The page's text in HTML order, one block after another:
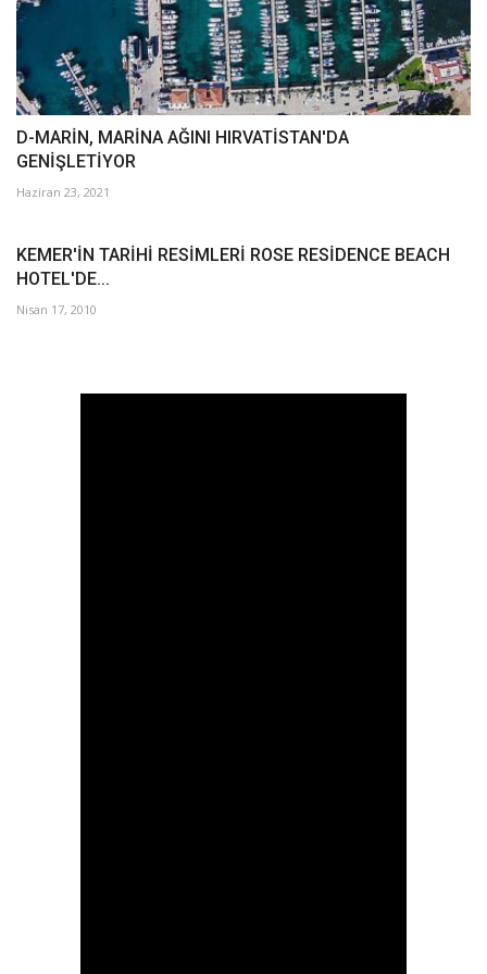
D-MARİN, MARİNA AĞINI HIRVATİSTAN'DA
GENİŞLETİYOR
Haziran 23, 2021
KEMER'İN TARİHİ RESİMLERİ ROSE RESİDENCE BEACH
HOTEL'DE...
Nisan 17, 2010